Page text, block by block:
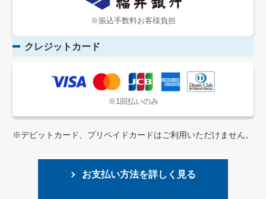
※振込手数料お客様負担
クレジットカード
※1回払いのみ
※デビットカード、プリペイドカードはご利用いただけません。
お支払い方法を詳しく見る